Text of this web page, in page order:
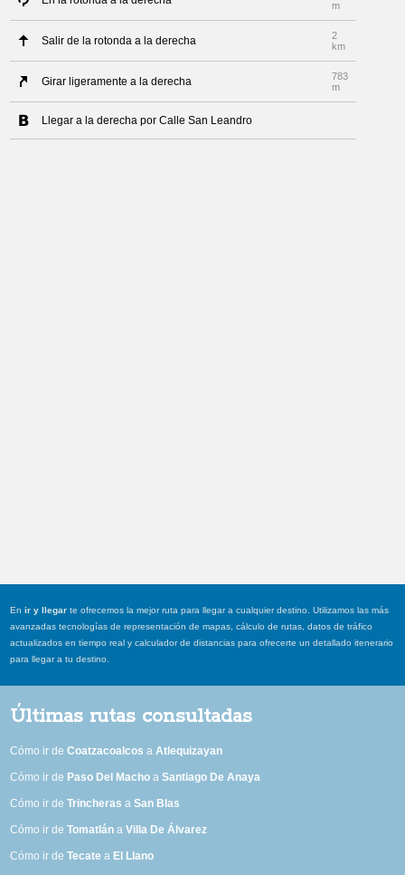
m
Salir de la rotonda a la derecha
2
km
Girar ligeramente a la derecha
783
m
Llegar a la derecha por Calle San Leandro
Enir y llegar te ofrecemos la mejor ruta para llegar a cualquier destino. Utilizamos las más
avanzadas tecnologías de representación de mapas, cálculo de rutas, datos de tráfico
actualizados en tiempo real y calculador de distancias para ofrecerte un detallado itenerario
para llegar a tu destino.
Últimas rutas consultadas
Cómo ir deCoatzacoalcos aAtlequizayan
Cómo ir de Paso Del Macho aSantiago De Anaya
Cómo ir deTrincheras aSan Blas
Cómo ir deTomatlán aVilla De Álvarez
Cómo ir deTecate a El Llano